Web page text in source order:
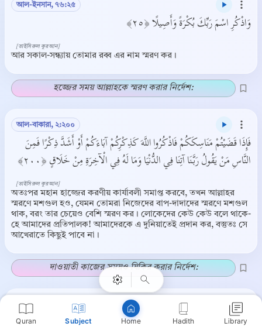
Quran Subject Home Hadith Library
আল-ইনসান, ৭৬:২৫
وَاذْكُرِ اسْمَ رَبِّكَ بُكْرَةً وَأَصِيلًا ﴿٢٥﴾
আর সকাল-সন্ধ্যায় তোমার রব্ব এর নাম স্মরণ কর।
[তাইসিরুল কুরআন]
হজ্জের সময় আল্লাহকে স্মরণ করার নির্দেশ:
আল-বাকারা, ২:২০০
فَإِذَا قَضَيْتُمْ مَنَاسِكَكُمْ فَاذْكُرُوا اللَّهَ كَذِكْرِكُمْ آبَاءَكُمْ أَوْ أَشَدَّ ذِكْرًا فَمِنَ
النَّاسِ مَنْ يَقُولُ رَبَّنَا آتِنَا فِي الدُّنْيَا وَمَا لَهُ فِي الْآخِرَةِ مِنْ خَلَاقٍ ﴿٢٠٠﴾
অতঃপর মহান হাজ্জের করণীয় কার্যাবলী সমাপ্ত করবে, তখন আল্লাহর
স্মরণে মশগুল হও, যেমন তোমরা নিজেদের বাপ-দাদাদের স্মরণে মশগুল
থাক, বরং তার চেয়েও বেশি স্মরণ কর। লোকেদের কেউ কেউ বলে থাকে-
হে আমাদের প্রতিপালক! আমাদেরকে এ দুনিয়াতেই প্রদান কর, বস্তুতঃ সে
আখেরাতে কিছুই পাবে না।
[তাইসিরুল কুরআন]
দাওয়াতী কাজের সময়ও যিকির করার নির্দেশ:
ত্ব-হা, ২০:৪২
اذْهَبْ أَنْتَ وَأَخُوكَ بِآيَاتِي وَلَا تَنِيَا فِي ذِكْرِي ﴿٤٢﴾
Copy